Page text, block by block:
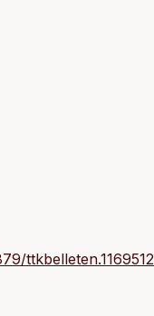
ttkbelleten.1169512